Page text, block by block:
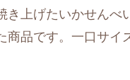
上げたいかせんべ
品です。一口サイ